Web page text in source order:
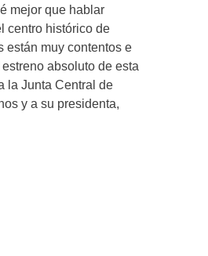
mejor que hablar
centro histórico de
están muy contentos e
absoluto de esta
la Junta Central de
y a su presidenta,